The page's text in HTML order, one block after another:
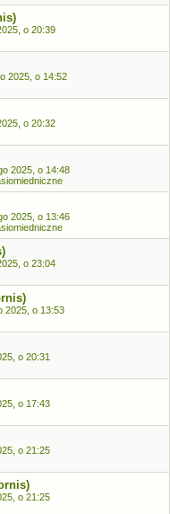
o 20:39
2025, o 14:52
o 20:32
2025, o 14:48
2025, o 13:46
o 23:04
2025, o 13:53
o 20:31
o 17:43
o 21:25
o 21:25